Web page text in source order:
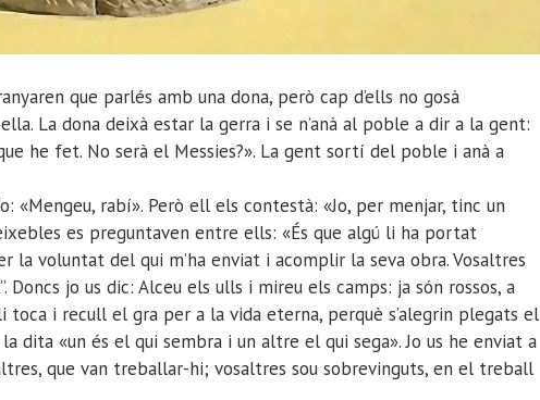
que parlés amb una dona, però cap d’ells no gosà
La dona deixà estar la gerra i se n’anà al poble a dir a la gent:
he fet. No serà el Messies?». La gent sortí del poble i anà a
rabí». Però ell els contestà: «Jo, per menjar, tinc un
es preguntaven entre ells: «És que algú li ha portat
la voluntat del qui m’ha enviat i acomplir la seva obra. Vosaltres
Doncs jo us dic: Alceu els ulls i mireu els camps: ja són rossos, a
i recull el gra per a la vida eterna, perquè s’alegrin plegats el
dita «un és el qui sembra i un altre el qui sega». Jo us he enviat a
que van treballar-hi; vosaltres sou sobrevinguts, en el treball